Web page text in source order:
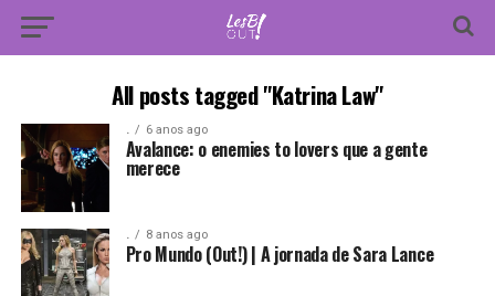
All posts tagged "Katrina Law"
. 6 anos ago
Avalance: o enemies to lovers que a gente
merece
. 8 anos ago
Pro Mundo (Out!) | A jornada de Sara Lance